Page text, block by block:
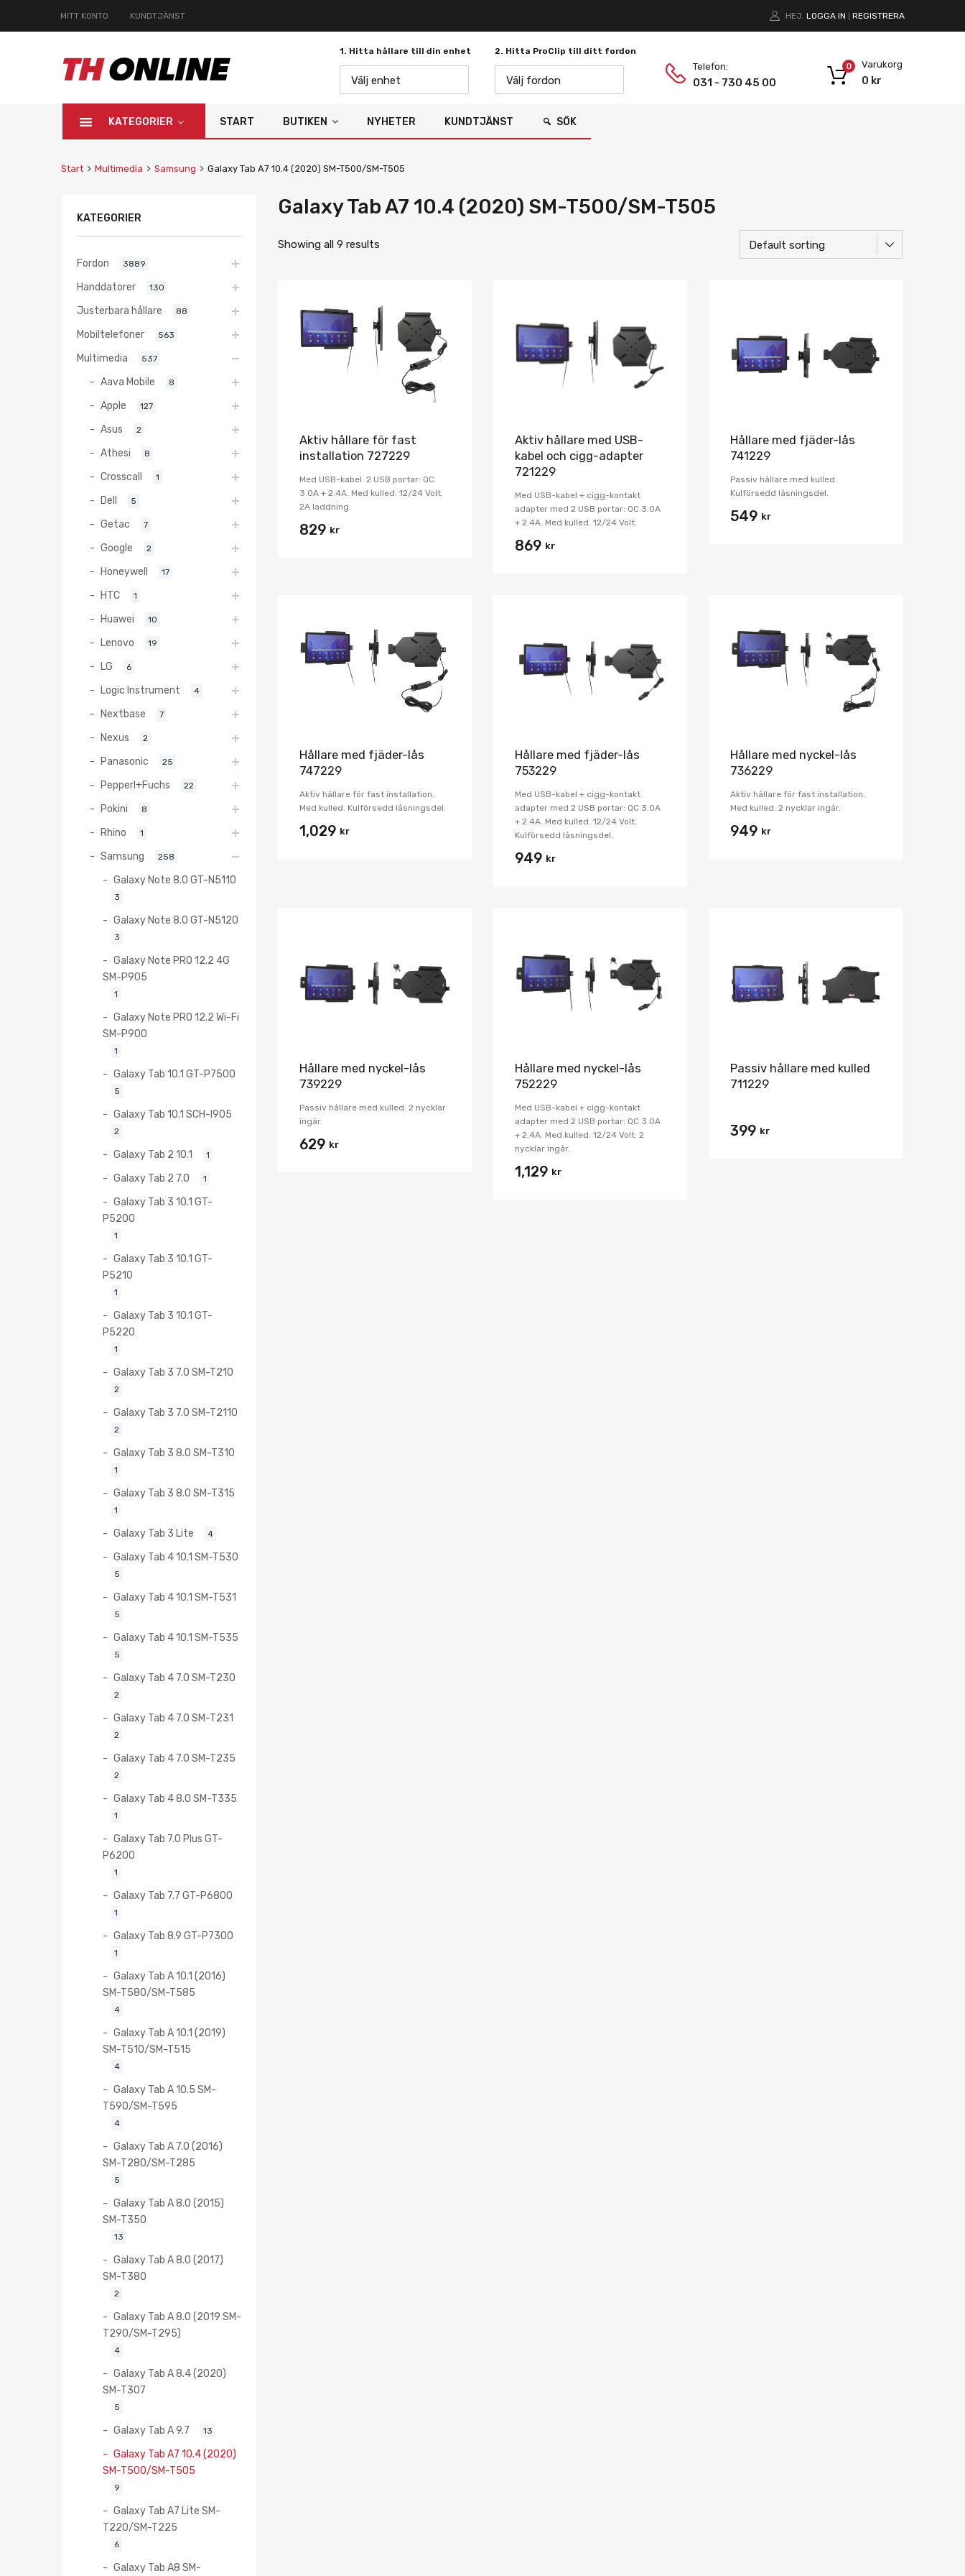
MITT KONTO KUNDTJÄNST HEJ. LOGGA IN REGISTRERA
1. Hitta hållare till din enhet
Välj enhet
2. Hitta ProClip till ditt fordon
Välj fordon
Telefon:
031 - 730 45 00
Varukorg
0 kr
0
KATEGORIER START BUTIKEN NYHETER KUNDTJÄNST SÖK
Start Multimedia Samsung Galaxy Tab A7 10.4 (2020) SM-T500/SM-T505
Galaxy Tab A7 10.4 (2020) SM-T500/SM-T505
Showing all 9 results
Aktiv hållare för fast
installation 727229
Med USB-kabel. 2 USB portar: QC
3.0A + 2.4A. Med kulled. 12/24 Volt.
2A laddning.
829 kr
Aktiv hållare med USB-
kabel och cigg-adapter
721229
Med USB-kabel + cigg-kontakt
adapter med 2 USB portar: QC 3.0A
+ 2.4A. Med kulled. 12/24 Volt.
869 kr
Hållare med fjäder-lås
741229
Passiv hållare med kulled.
Kulförsedd låsningsdel.
549 kr
Hållare med fjäder-lås
747229
Aktiv hållare för fast installation.
Med kulled. Kulförsedd låsningsdel.
1,029 kr
Hållare med fjäder-lås
753229
Med USB-kabel + cigg-kontakt
adapter med 2 USB portar: QC 3.0A
+ 2.4A. Med kulled. 12/24 Volt.
Kulförsedd låsningsdel.
949 kr
Hållare med nyckel-lås
736229
Aktiv hållare för fast installation.
Med kulled. 2 nycklar ingår.
949 kr
Hållare med nyckel-lås
739229
Passiv hållare med kulled. 2 nycklar
ingår.
629 kr
Hållare med nyckel-lås
752229
Med USB-kabel + cigg-kontakt
adapter med 2 USB portar: QC 3.0A
+ 2.4A. Med kulled. 12/24 Volt. 2
nycklar ingår.
1,129 kr
Passiv hållare med kulled
711229
399 kr
KATEGORIER
Fordon 3889
Handdatorer 130
Justerbara hållare 88
Mobiltelefoner 563
Multimedia 537
Aava Mobile 8
Apple 127
Asus 2
Athesi 8
Crosscall 1
Dell 5
Getac 7
Google 2
Honeywell 17
HTC 1
Huawei 10
Lenovo 19
LG 6
Logic Instrument 4
Nextbase 7
Nexus 2
Panasonic 25
Pepperl+Fuchs 22
Pokini 8
Rhino 1
Samsung 258
Galaxy Note 8.0 GT-N5110
3
Galaxy Note 8.0 GT-N5120
3
Galaxy Note PRO 12.2 4G
SM-P905
1
Galaxy Note PRO 12.2 Wi-Fi
SM-P900
1
Galaxy Tab 10.1 GT-P7500
5
Galaxy Tab 10.1 SCH-I905
2
Galaxy Tab 2 10.1 1
Galaxy Tab 2 7.0 1
Galaxy Tab 3 10.1 GT-
P5200
1
Galaxy Tab 3 10.1 GT-
P5210
1
Galaxy Tab 3 10.1 GT-
P5220
1
Galaxy Tab 3 7.0 SM-T210
2
Galaxy Tab 3 7.0 SM-T2110
2
Galaxy Tab 3 8.0 SM-T310
1
Galaxy Tab 3 8.0 SM-T315
1
Galaxy Tab 3 Lite 4
Galaxy Tab 4 10.1 SM-T530
5
Galaxy Tab 4 10.1 SM-T531
5
Galaxy Tab 4 10.1 SM-T535
5
Galaxy Tab 4 7.0 SM-T230
2
Galaxy Tab 4 7.0 SM-T231
2
Galaxy Tab 4 7.0 SM-T235
2
Galaxy Tab 4 8.0 SM-T335
1
Galaxy Tab 7.0 Plus GT-
P6200
1
Galaxy Tab 7.7 GT-P6800
1
Galaxy Tab 8.9 GT-P7300
1
Galaxy Tab A 10.1 (2016)
SM-T580/SM-T585
4
Galaxy Tab A 10.1 (2019)
SM-T510/SM-T515
4
Galaxy Tab A 10.5 SM-
T590/SM-T595
4
Galaxy Tab A 7.0 (2016)
SM-T280/SM-T285
5
Galaxy Tab A 8.0 (2015)
SM-T350
13
Galaxy Tab A 8.0 (2017)
SM-T380
2
Galaxy Tab A 8.0 (2019 SM-
T290/SM-T295)
4
Galaxy Tab A 8.4 (2020)
SM-T307
5
Galaxy Tab A 9.7 13
Galaxy Tab A7 10.4 (2020)
SM-T500/SM-T505
9
Galaxy Tab A7 Lite SM-
T220/SM-T225
6
Galaxy Tab A8 SM-